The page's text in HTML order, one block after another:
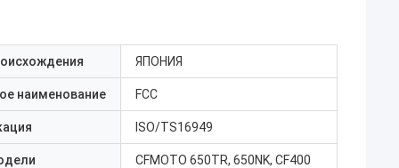
ЯПОНИЯ
наименование FCC
ISO/TS16949
CFMOTO 650TR, 650NK, CF400